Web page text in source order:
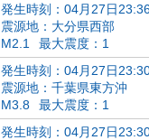
発生時刻：04月27日
震源地：大分県西部
M2.1
最大震度：1
発生時刻：04月27日
震源地：千葉県東方沖
M3.8
最大震度：1
発生時刻：04月27日